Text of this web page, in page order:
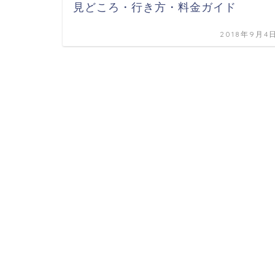
見どころ・行き方・料金ガイド
2018年9月4